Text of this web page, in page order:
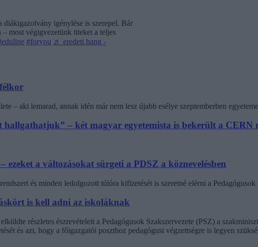
diákigazolvány igénylése is szerepel. Bár
most végigvezetünk titeket a teljes
#foryou ♬ eredeti hang -
– aki lemarad, annak idén már nem lesz újabb esélye szeptemberben
hallgathatjuk” – két magyar egyetemista is bekerült a
a változásokat sürgeti a PDSZ a köznevelésben
és minden ledolgozott túlóra kifizetését is szeretné elérni a
is kell adni az iskoláknak
részletes észrevételeit a Pedagógusok Szakszervezete (PSZ) a
és azt, hogy a főigazgatói poszthoz pedagógusi végzettségre is legyen